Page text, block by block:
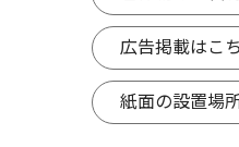
広告掲載はこ
紙面の設置場